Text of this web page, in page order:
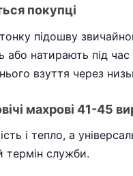
покупці
підошву
або натирають під
взуття через
махрові 41-45
і тепло, а
термін служби.